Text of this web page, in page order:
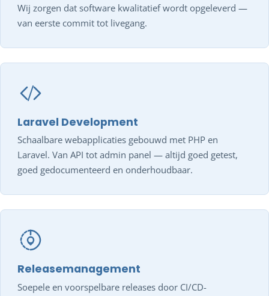
Wij zorgen dat software kwalitatief wordt opgeleverd —
van eerste commit tot livegang.
Laravel Development
Schaalbare webapplicaties gebouwd met PHP en
Laravel. Van API tot admin panel — altijd goed getest,
goed gedocumenteerd en onderhoudbaar.
Releasemanagement
Soepele en voorspelbare releases door CI/CD-